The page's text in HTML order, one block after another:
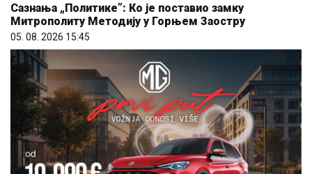
Сазнања „Политике”: Ко је поставио замку
Митрополиту Методију у Горњем Заостру
05. 08. 2026 15:45